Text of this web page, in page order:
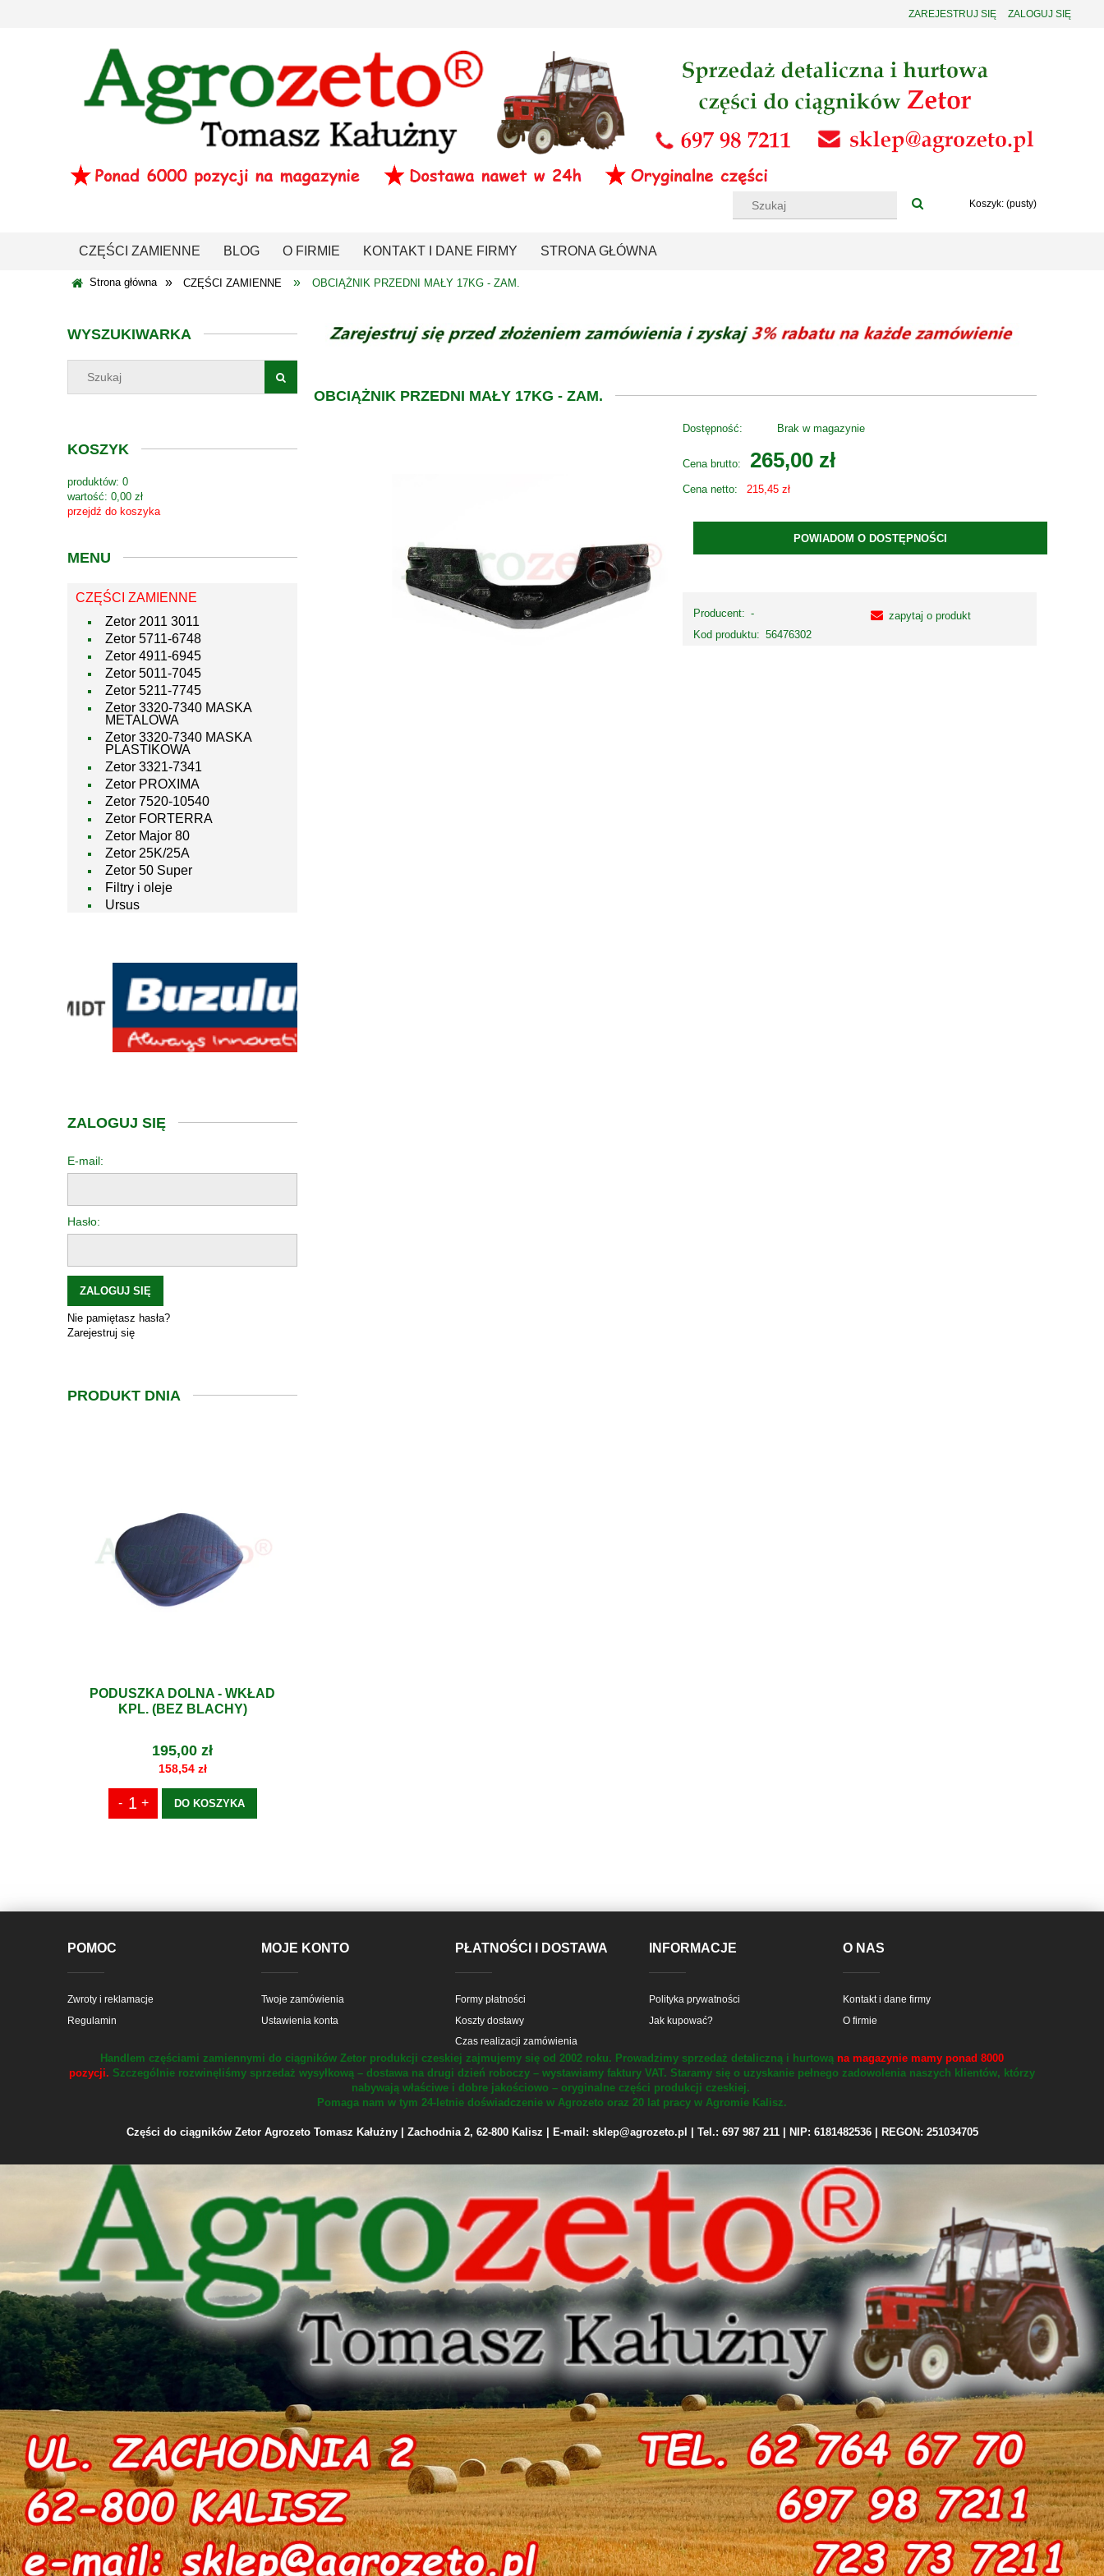
ZAREJESTRUJ SIĘ ZALOGUJ SIĘ
Koszyk: (pusty)
CZĘŚCI ZAMIENNE BLOG O FIRMIE KONTAKT I DANE FIRMY STRONA GŁÓWNA
Strona główna » CZĘŚCI ZAMIENNE » OBCIĄŻNIK PRZEDNI MAŁY 17KG - ZAM.
WYSZUKIWARKA
KOSZYK
produktów: 0
wartość: 0,00 zł
przejdź do koszyka
MENU
CZĘŚCI ZAMIENNE
Zetor 2011 3011
Zetor 5711-6748
Zetor 4911-6945
Zetor 5011-7045
Zetor 5211-7745
Zetor 3320-7340 MASKA
METALOWA
Zetor 3320-7340 MASKA
PLASTIKOWA
Zetor 3321-7341
Zetor PROXIMA
Zetor 7520-10540
Zetor FORTERRA
Zetor Major 80
Zetor 25K/25A
Zetor 50 Super
Filtry i oleje
Ursus
ZALOGUJ SIĘ
E-mail:
Hasło:
ZALOGUJ SIĘ
Nie pamiętasz hasła?
Zarejestruj się
PRODUKT DNIA
PODUSZKA DOLNA - WKŁAD
KPL. (BEZ BLACHY)
195,00 zł
158,54 zł
DO KOSZYKA
OBCIĄŻNIK PRZEDNI MAŁY 17KG - ZAM.
Dostępność: Brak w magazynie
Cena brutto: 265,00 zł
Cena netto: 215,45 zł
POWIADOM O DOSTĘPNOŚCI
Producent: -
Kod produktu: 56476302
zapytaj o produkt
POMOC
Zwroty i reklamacje
Regulamin
MOJE KONTO
Twoje zamówienia
Ustawienia konta
PŁATNOŚCI I DOSTAWA
Formy płatności
Koszty dostawy
Czas realizacji zamówienia
INFORMACJE
Polityka prywatności
Jak kupować?
O NAS
Kontakt i dane firmy
O firmie
Handlem częściami zamiennymi do ciągników Zetor produkcji czeskiej zajmujemy się od 2002 roku. Prowadzimy sprzedaż detaliczną i hurtową na magazynie mamy ponad 8000
pozycji. Szczególnie rozwinęliśmy sprzedaż wysyłkową – dostawa na drugi dzień roboczy – wystawiamy faktury VAT. Staramy się o uzyskanie pełnego zadowolenia naszych klientów, którzy
nabywają właściwe i dobre jakościowo – oryginalne części produkcji czeskiej.
Pomaga nam w tym 24-letnie doświadczenie w Agrozeto oraz 20 lat pracy w Agromie Kalisz.
Części do ciągników Zetor Agrozeto Tomasz Kałużny | Zachodnia 2, 62-800 Kalisz | E-mail: sklep@agrozeto.pl | Tel.: 697 987 211 | NIP: 6181482536 | REGON: 251034705